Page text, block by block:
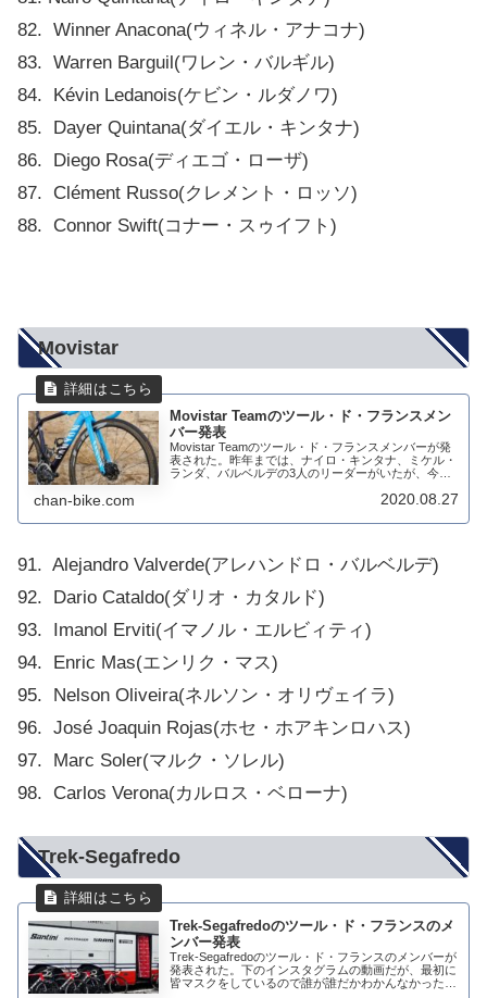
82. Winner Anacona(ウィネル・アナコナ)
83. Warren Barguil(ワレン・バルギル)
84. Kévin Ledanois(ケビン・ルダノワ)
85. Dayer Quintana(ダイエル・キンタナ)
86. Diego Rosa(ディエゴ・ローザ)
87. Clément Russo(クレメント・ロッソ)
88. Connor Swift(コナー・スゥイフト)
Movistar
Movistar Teamのツール・ド・フランスメン
バー発表
Movistar Teamのツール・ド・フランスメンバーが発
表された。昨年までは、ナイロ・キンタナ、ミケル・
ランダ、バルベルデの3人のリーダーがいたが、今年
が上がってこないが、ツールは大丈夫な...
chan-bike.com 2020.08.27
91. Alejandro Valverde(アレハンドロ・バルベルデ)
92. Dario Cataldo(ダリオ・カタルド)
93. Imanol Erviti(イマノル・エルビィティ)
94. Enric Mas(エンリク・マス)
95. Nelson Oliveira(ネルソン・オリヴェイラ)
96. José Joaquin Rojas(ホセ・ホアキンロハス)
97. Marc Soler(マルク・ソレル)
98. Carlos Verona(カルロス・ベローナ)
Trek-Segafredo
Trek-Segafredoのツール・ド・フランスのメ
ンバー発表
Trek-Segafredoのツール・ド・フランスのメンバーが
発表された。下のインスタグラムの動画だが、最初に
皆マスクをしているので誰が誰だかわかんなかったけ